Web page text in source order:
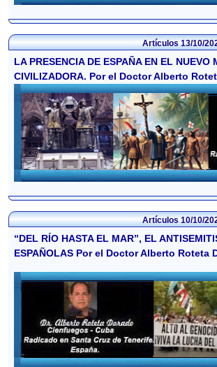
Artículos13/10/
LA PRESENCIA DE ESPAÑA EN EL NUEVO
CIVILIZADORA. Por el Doctor Alberto
Artículos10/10/
“DEL RÍO HASTA EL MAR”, EL
ESPAÑOLAS Por el Doctor Alberto Roteta